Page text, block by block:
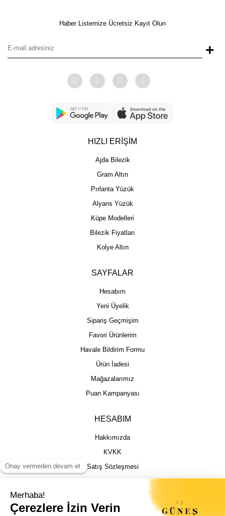
Haber Listemize Ücretsiz Kayıt Olun
+
HIZLI ERİŞİM
Ajda Bilezik
Gram Altın
Pırlanta Yüzük
Alyans Yüzük
Küpe Modelleri
Bilezik Fiyatları
Kolye Altın
SAYFALAR
Hesabım
Yeni Üyelik
Sipariş Geçmişim
Favori Ürünlerim
Havale Bildirim Formu
Ürün İadesi
Mağazalarımız
Puan Kampanyası
HESABIM
Hakkımızda
KVKK
Satış Sözleşmesi
İstek, Öneri ve Şikayet